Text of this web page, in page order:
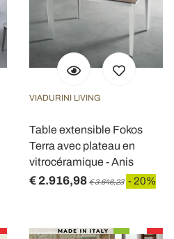
VIADURINI LIVING
Table extensible Fokos
Terra avec plateau en
vitrocéramique - Anis
€ 2.916,98 € 3.646,23 - 20%